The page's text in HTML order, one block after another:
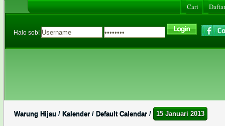
Cari
Halo sob!
Warung Hijau / Kalender / Default Calendar / 15 Januari 2013